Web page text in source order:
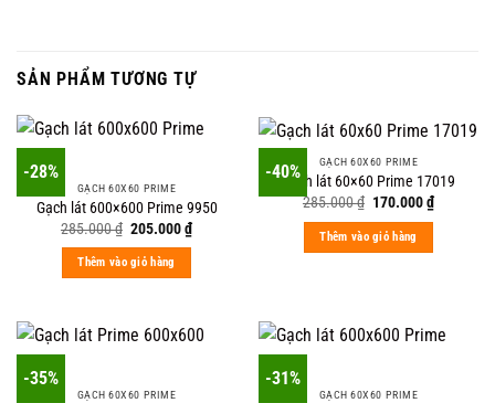
SẢN PHẨM TƯƠNG TỰ
-28%
GẠCH 60X60 PRIME
Gạch lát 600×600 Prime 9950
285.000₫ Original
was:
285.000 ₫.
205.000₫Current
price
Thêm vào giỏ hàng
-40% GẠCH 60X60 PRIME
Gạch lát 60×60 Prime 17019
285.000₫ Original
was:
285.000 ₫.
170.000₫Current
price
Thêm vào giỏ hàng
-35%
GẠCH 60X60 PRIME
-31%
GẠCH 60X60 PRIME